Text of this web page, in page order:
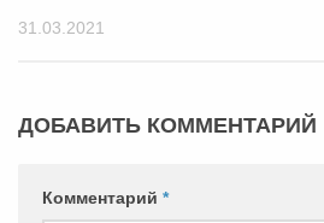
31.03.2021
ДОБАВИТЬ КОММЕНТАРИЙ
Комментарий *